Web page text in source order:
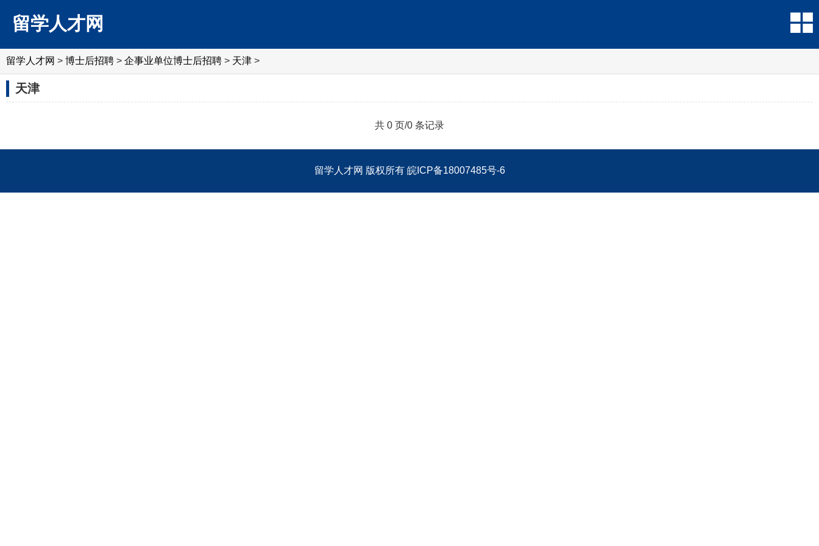
留学人才网
留学人才网 > 博士后招聘 > 企事业单位博士后招聘 > 天津 >
天津
共 0 页/0 条记录
留学人才网 版权所有 皖ICP备18007485号-6